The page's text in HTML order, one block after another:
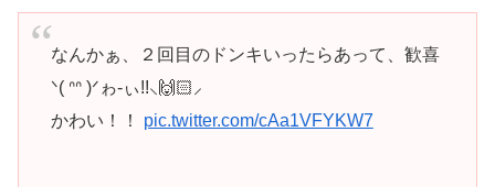
なんかぁ、２回目のドンキいったらあって、歓喜
ᐠ( ᐢᐢ )ᐟゎ-ぃ!!⸜🙌🏻⸝
かわい！！ pic.twitter.com/cAa1VFYKW7